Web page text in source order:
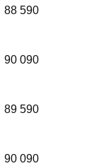
88 590
90 090
89 590
90 090